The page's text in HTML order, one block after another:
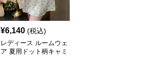
¥6,140 (税込)
レディース ルームウェ
ア 夏用ドット柄キャミ